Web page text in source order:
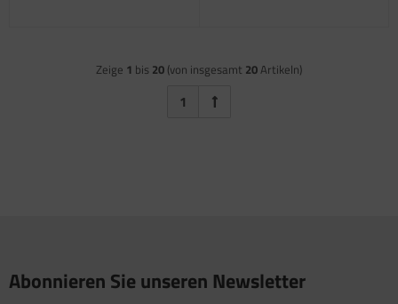
Zeige 1 bis 20 (von insgesamt 20Artikeln)
1
Abonnieren Sie unseren Newsletter